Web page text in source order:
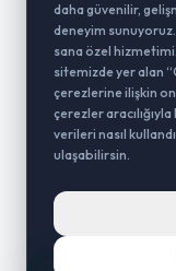
daha güvenilir,
deneyim
sana özel
sitemizde yer alan
çerezlerine ilişkin
çerezler
verileri nasıl
ulaşabilirsin.